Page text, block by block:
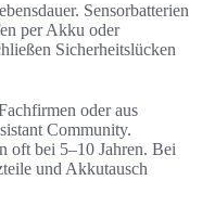
Sensorbatterien
per Akku oder
Sicherheitslücken
oder aus
Community.
oft bei 5–10 Jahren. Bei
und Akkutausch